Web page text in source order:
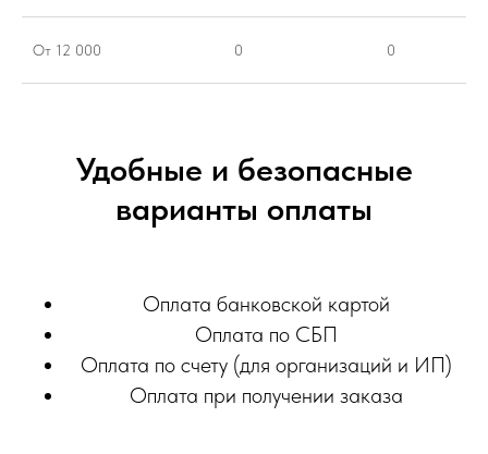
От 12 000 0 0
Удобные и безопасные
варианты оплаты
Оплата банковской картой
Оплата по СБП
Оплата по счету (для организаций и ИП)
Оплата при получении заказа